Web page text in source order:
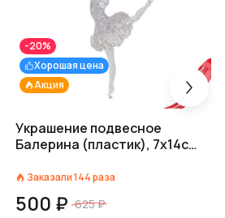
Акция
Хорошая цена
-20%
Украшение подвесное
Балерина (пластик), 7х14см,
Заказали144раза
500 ₽ 625 ₽